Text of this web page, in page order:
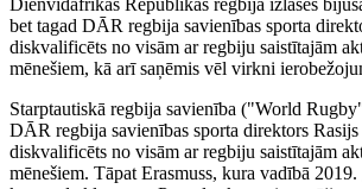
bet tagad DĀR regbija savienības sporta
diskvalificēts no visām ar regbiju saistītajām
mēnešiem, kā arī saņēmis vēl virkni
Starptautiskā regbija savienība ("World
DĀR regbija savienības sporta direktors Rasijs
diskvalificēts no visām ar regbiju saistītajām
mēnešiem. Tāpat Erasmuss, kura vadībā